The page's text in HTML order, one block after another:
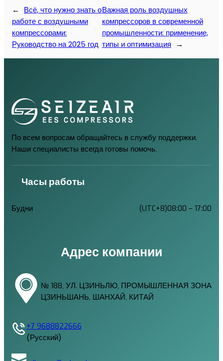
←
Всё, что нужно знать о
работе с воздушными
компрессорами:
Руководство на 2025 год
Важная роль воздушных
компрессоров в современной
промышленности: применение,
типы и оптимизация
→
По всем вопросам обращайтесь в службу поддержки.
Наши специалисты всегда готовы помочь.
Часы работы
Будни (UTC+8)08:00 – 17:00
Адрес компании
№ 188, УЛ. ЦЗИНЬЛЮ, ПРОМЫШЛЕННАЯ ЗОНА
ЦЗИНЬШАНЬ, ШАНХАЙ, КИТАЙ
+7 9688822666
(Русский)